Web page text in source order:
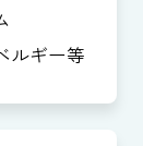
ルギー等